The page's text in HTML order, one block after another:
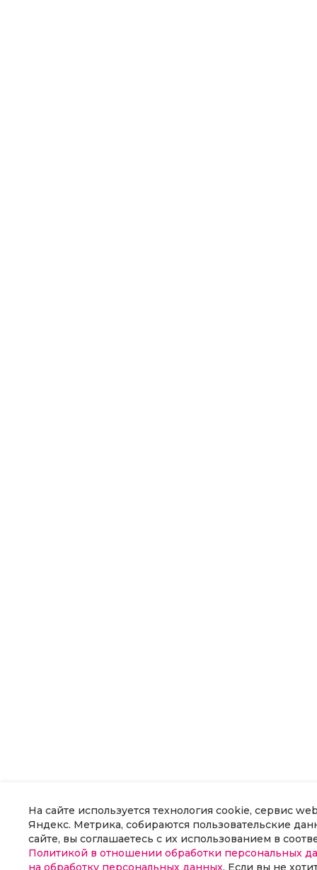
На сайте используется технология cookie, сервис
Яндекс. Метрика, собираются пользовательские
сайте, вы соглашаетесь с их использованием в
Политикой в отношении обработки персональных
на обработку персональных данных. Если вы не